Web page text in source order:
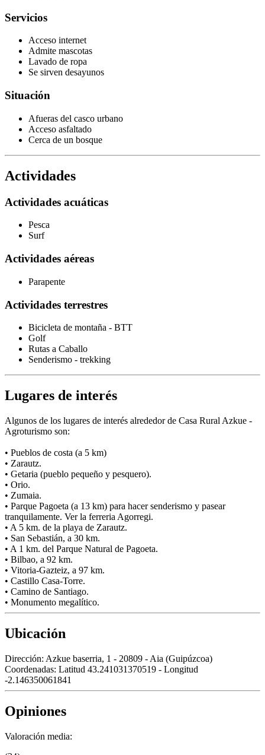
Servicios
Acceso internet
Admite mascotas
Lavado de ropa
Se sirven desayunos
Situación
Afueras del casco urbano
Acceso asfaltado
Cerca de un bosque
Actividades
Actividades acuáticas
Pesca
Surf
Actividades aéreas
Parapente
Actividades terrestres
Bicicleta de montaña - BTT
Golf
Rutas a Caballo
Senderismo - trekking
Lugares de interés
Algunos de los lugares de interés alrededor de Casa Rural Azkue -
Agroturismo son:
• Pueblos de costa (a 5 km)
• Zarautz.
• Getaria (pueblo pequeño y pesquero).
• Orio.
• Zumaia.
• Parque Pagoeta (a 13 km) para hacer senderismo y pasear
tranquilamente. Ver la ferreria Agorregi.
• A 5 km. de la playa de Zarautz.
• San Sebastián, a 30 km.
• A 1 km. del Parque Natural de Pagoeta.
• Bilbao, a 92 km.
• Vitoria-Gazteiz, a 97 km.
• Castillo Casa-Torre.
• Camino de Santiago.
• Monumento megalítico.
Ubicación
Dirección: Azkue baserria, 1 - 20809 - Aia (Guipúzcoa)
Coordenadas: Latitud 43.241031370519 - Longitud
-2.146350061841
Opiniones
Valoración media: